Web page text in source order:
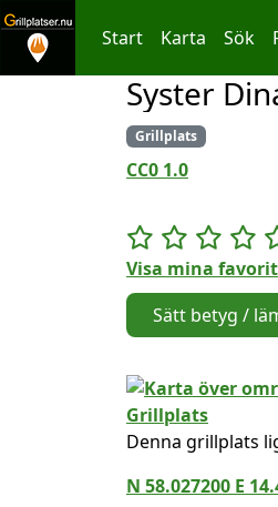
Hoppa till innehållet
Start Karta Sök
Syster
Grillplats
CC0 1.0
Visa mina
Sätt betyg /
Denna grillplats
N 58.027200 E